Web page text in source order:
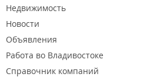
Недвижимость
Новости
Объявления
Работа во Владивостоке
Справочник компаний